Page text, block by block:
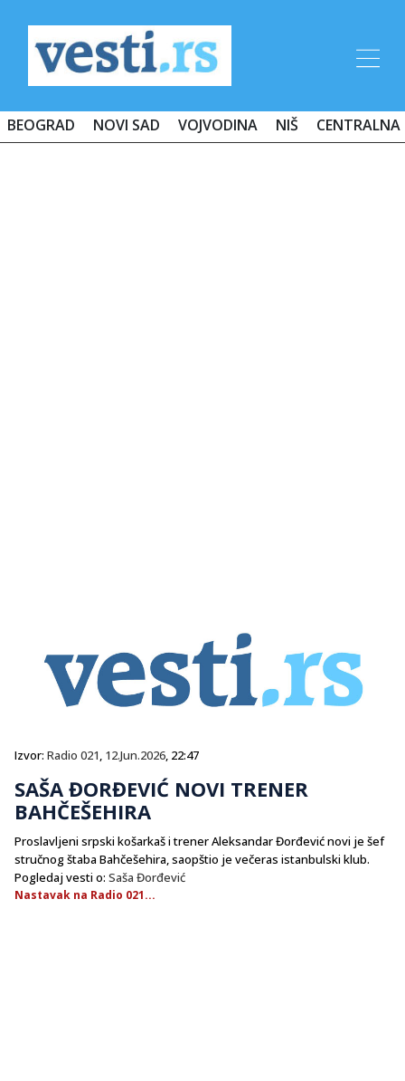
BEOGRAD NOVI SAD VOJVODINA NIŠ CENTRALNA
Izvor: Radio 021, 12.Jun.2026, 22:47
SAŠA ĐORĐEVIĆ NOVI TRENER
BAHČEŠEHIRA
Proslavljeni srpski košarkaš i trener Aleksandar Đorđević novi je šef
stručnog štaba Bahčešehira, saopštio je večeras istanbulski klub.
Pogledaj vesti o: Saša Đorđević
Nastavak na Radio 021...